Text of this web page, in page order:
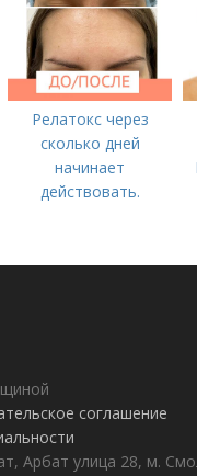
Релатокс через
сколько дней
начинает
действовать.
соглашение
Арбат улица 28, м.